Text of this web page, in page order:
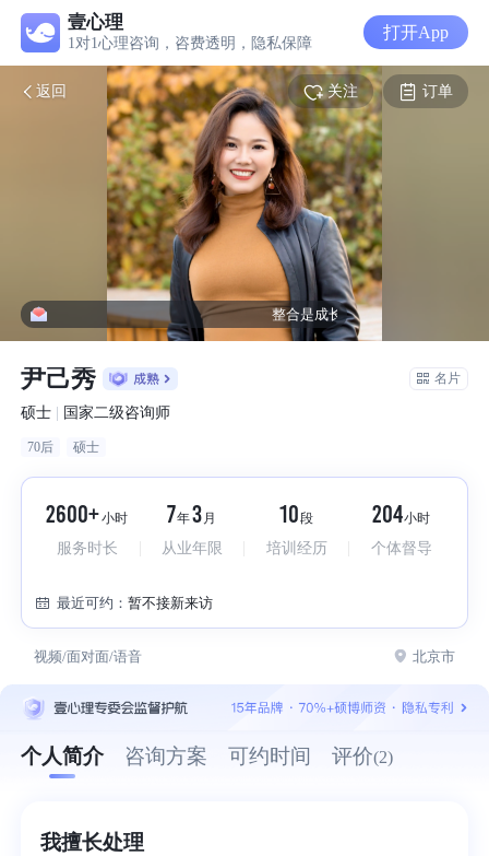
壹心理
1对1心理咨询，咨费透明，隐私保障
打开App
返回 关注 订单
整合是成长的必经之路。希望每一次
尹己秀 名片
硕士 | 国家二级咨询师
70后 硕士
2600+小时
服务时长
7年3 月
从业年限
10段
培训经历
204小时
个体督导
最近可约：暂不接新来访
视频/面对面/语音 北京市
个人简介 咨询方案 可约时间 评价(2)
我擅长处理